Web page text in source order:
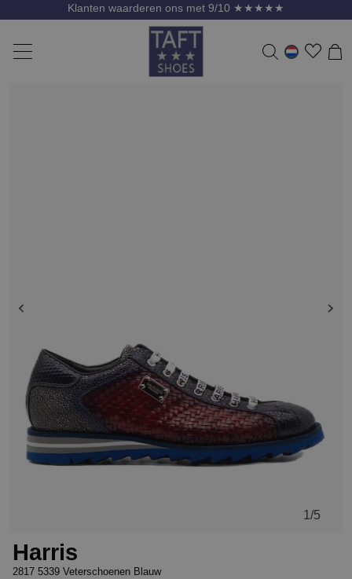
Klanten waarderen ons met 9/10 ★★★★★
1 /5
Harris
2817 5339 Veterschoenen Blauw